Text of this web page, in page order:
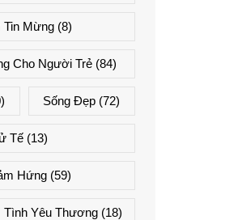
Tin Mừng(8)
Cho Người Trẻ(84)
Sống Đẹp (72)
Tế (13)
Hứng (59)
Tình Yêu Thương(18)